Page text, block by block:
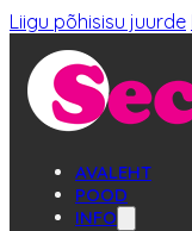
Liigu põhisisu juurde
AVALEHT
POOD
INFO